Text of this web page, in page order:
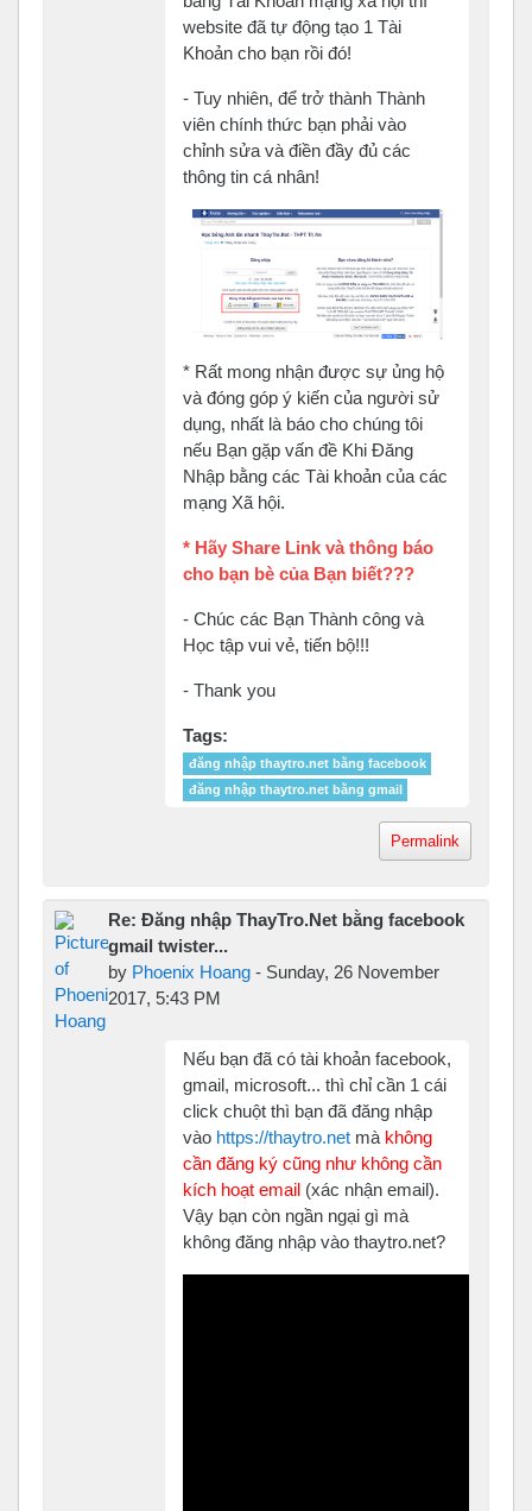
website đã tự động tạo 1 Tài
Khoản cho bạn rồi đó!
- Tuy nhiên, để trở thành Thành
viên chính thức bạn phải vào
chỉnh sửa và điền đầy đủ các
thông tin cá nhân!
* Rất mong nhận được sự ủng hộ
và đóng góp ý kiến của người sử
dụng, nhất là báo cho chúng tôi
nếu Bạn gặp vấn đề Khi Đăng
Nhập bằng các Tài khoản của các
mạng Xã hội.
* Hãy Share Link và thông báo
cho bạn bè của Bạn biết???
- Chúc các Bạn Thành công và
Học tập vui vẻ, tiến bộ!!!
- Thank you
Tags:
đăng nhập thaytro.net bằng facebook
đăng nhập thaytro.net bằng gmail
Permalink
Re: Đăng nhập ThayTro.Net bằng facebook
gmail twister...
by Phoenix Hoang - Sunday, 26 November
2017, 5:43 PM
Nếu bạn đã có tài khoản facebook,
gmail, microsoft... thì chỉ cần 1 cái
click chuột thì bạn đã đăng nhập
vào https://thaytro.net mà không
cần đăng ký cũng như không cần
kích hoạt email (xác nhận email).
Vậy bạn còn ngần ngại gì mà
không đăng nhập vào thaytro.net?